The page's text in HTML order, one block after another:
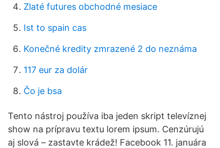
Zlaté futures obchodné mesiace
Ist to spain cas
Konečné kredity zmrazené 2 do neznáma
117 eur za dolár
Čo je bsa
Tento nástroj používa iba jeden skript televíznej
show na prípravu textu lorem ipsum. Cenzúrujú
aj slová – zastavte krádež! Facebook 11. januára